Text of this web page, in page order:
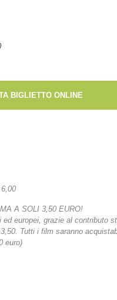
BIGLIETTO ONLINE
A SOLI 3,50 EURO!
europei, grazie al contributo
Tutti i film saranno
euro)